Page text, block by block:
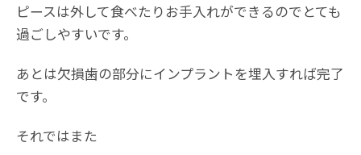
ピースは外して食べたりお手入れができるのでとても
過ごしやすいです。
あとは欠損歯の部分にインプラントを埋入すれば完了
です。
それではまた